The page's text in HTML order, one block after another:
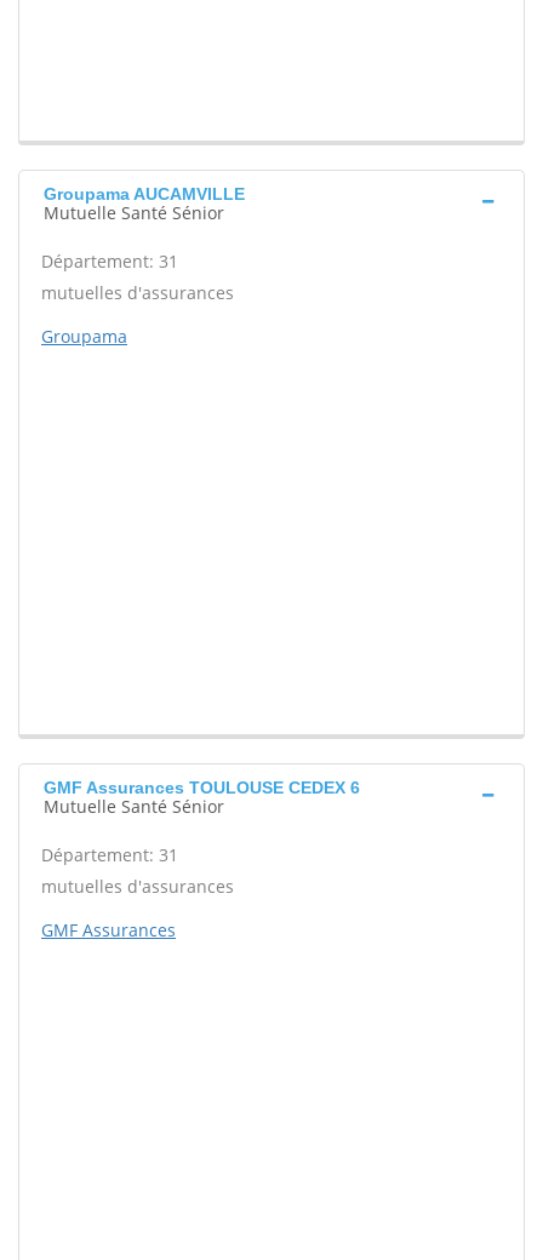
Groupama AUCAMVILLE
Mutuelle Santé Sénior
Département: 31
mutuelles d'assurances
Groupama
GMF Assurances TOULOUSE CEDEX 6
Mutuelle Santé Sénior
Département: 31
mutuelles d'assurances
GMF Assurances